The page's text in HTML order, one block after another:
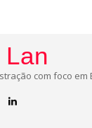
com foco